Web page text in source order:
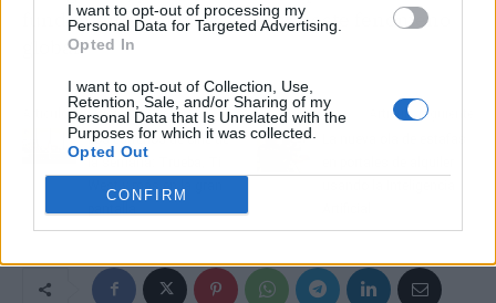
I want to opt-out of processing my
Personal Data for Targeted Advertising.
Opted In
I want to opt-out of Collection, Use,
Retention, Sale, and/or Sharing of my
Personal Data that Is Unrelated with the
Purposes for which it was collected.
Opted Out
CONFIRM
fundamental en la respuesta a este fenómeno
global.
Artículo anterior
Los estrenos de cine de
la semana: Trueba, Ti
West y más en la gran
Artículo siguiente